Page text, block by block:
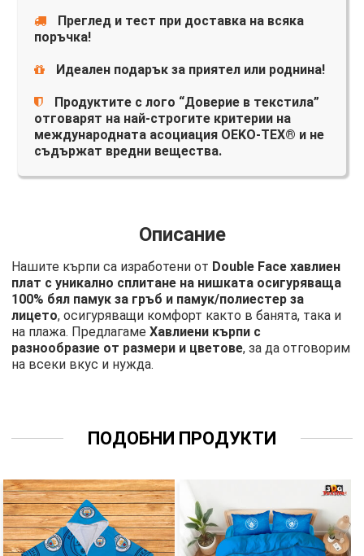
Преглед и тест при доставка на всяка
поръчка!
Идеален подарък за приятел или роднина!
Продуктите с лого “Доверие в текстила”
отговарят на най-строгите критерии на
международната асоциация OEKO-TEX® и не
съдържат вредни вещества.
Описание
Нашите кърпи са изработени от Double Face хавлиен
плат с уникално сплитане на нишката осигуряваща
100% бял памук за гръб и памук/полиестер за
лицето, осигуряващи комфорт както в банята, така и
на плажа. ПредлагамеХавлиени кърпи с
разнообразие от размери и цветове, за да отговорим
на всеки вкус и нужда.
ПОДОБНИ ПРОДУКТИ